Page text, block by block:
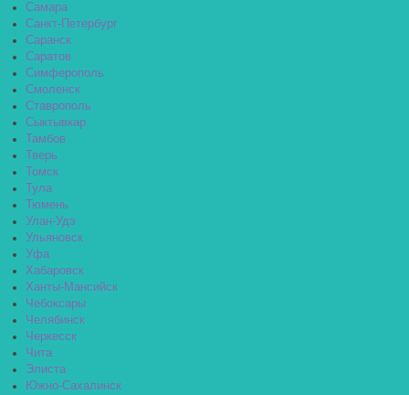
Самара
Санкт-Петербург
Саранск
Саратов
Симферополь
Смоленск
Ставрополь
Сыктывкар
Тамбов
Тверь
Томск
Тула
Тюмень
Улан-Удэ
Ульяновск
Уфа
Хабаровск
Ханты-Мансийск
Чебоксары
Челябинск
Черкесск
Чита
Элиста
Южно-Сахалинск